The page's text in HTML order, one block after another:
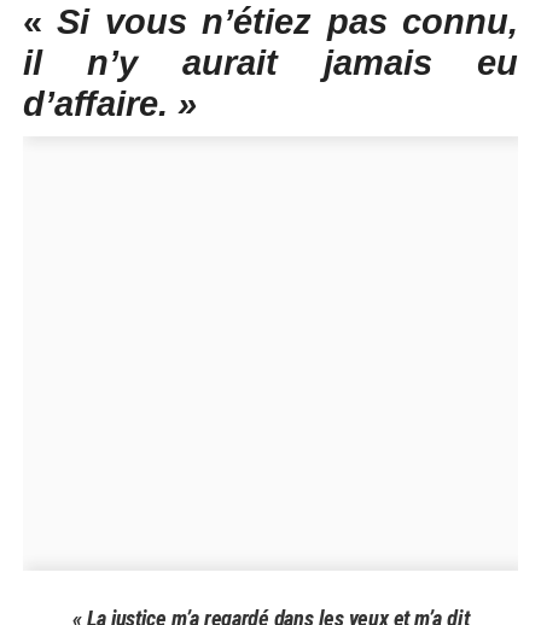
«Si vous n’étiez pas connu,
il n’y aurait jamais eu
d’affaire. »
« La justice m’a regardé dans les yeux et m’a dit